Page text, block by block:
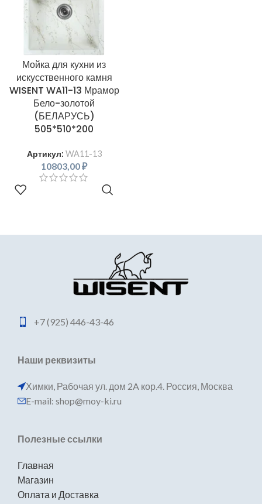
Мойка для кухни из
искусственного камня
WISENT WA11-13 Мрамор
Бело-золотой
(БЕЛАРУСЬ)
505*510*200
Артикул: WA11-13
10803,00₽
+7 (925) 446-43-46
Наши реквизиты
Химки, Рабочая ул. дом 2A кор.4. Россия, Москва
E-mail: shop@moy-ki.ru
Полезные ссылки
Главная
Магазин
Оплата и Доставка